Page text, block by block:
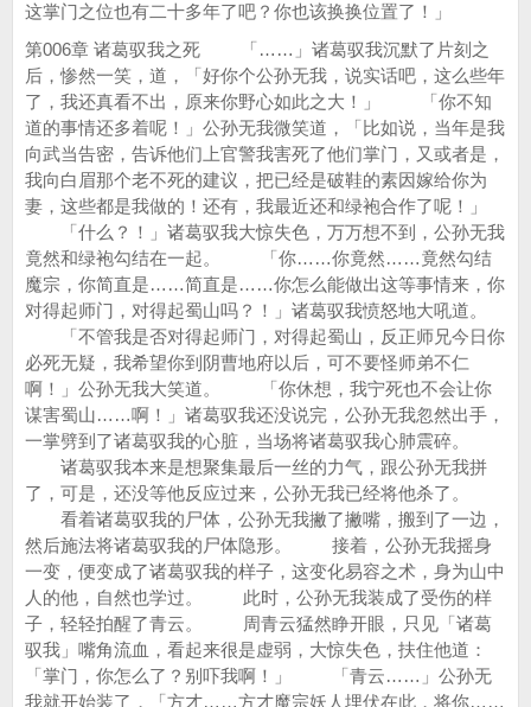
这掌门之位也有二十多年了吧？你也该换换位置了！」
第006章 诸葛驭我之死 「……」诸葛驭我沉默了片刻之
后，惨然一笑，道，「好你个公孙无我，说实话吧，这么些年
了，我还真看不出，原来你野心如此之大！」 「你不知
道的事情还多着呢！」公孙无我微笑道，「比如说，当年是我
向武当告密，告诉他们上官警我害死了他们掌门，又或者是，
我向白眉那个老不死的建议，把已经是破鞋的素因嫁给你为
妻，这些都是我做的！还有，我最近还和绿袍合作了呢！」
「什么？！」诸葛驭我大惊失色，万万想不到，公孙无我
竟然和绿袍勾结在一起。 「你……你竟然……竟然勾结
魔宗，你简直是……简直是……你怎么能做出这等事情来，你
对得起师门，对得起蜀山吗？！」诸葛驭我愤怒地大吼道。
「不管我是否对得起师门，对得起蜀山，反正师兄今日你
必死无疑，我希望你到阴曹地府以后，可不要怪师弟不仁
啊！」公孙无我大笑道。 「你休想，我宁死也不会让你
谋害蜀山……啊！」诸葛驭我还没说完，公孙无我忽然出手，
一掌劈到了诸葛驭我的心脏，当场将诸葛驭我心肺震碎。
诸葛驭我本来是想聚集最后一丝的力气，跟公孙无我拼
了，可是，还没等他反应过来，公孙无我已经将他杀了。
看着诸葛驭我的尸体，公孙无我撇了撇嘴，搬到了一边，
然后施法将诸葛驭我的尸体隐形。 接着，公孙无我摇身
一变，便变成了诸葛驭我的样子，这变化易容之术，身为山中
人的他，自然也学过。 此时，公孙无我装成了受伤的样
子，轻轻拍醒了青云。 周青云猛然睁开眼，只见「诸葛
驭我」嘴角流血，看起来很是虚弱，大惊失色，扶住他道：
「掌门，你怎么了？别吓我啊！」 「青云……」公孙无
我就开始装了，「方才……方才魔宗妖人埋伏在此，将你……